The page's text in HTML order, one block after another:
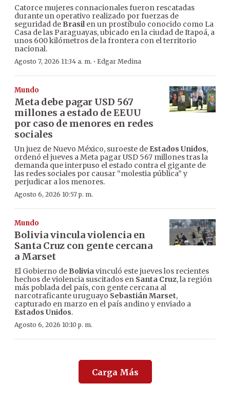
Catorce mujeres connacionales fueron rescatadas
durante un operativo realizado por fuerzas de
seguridad de Brasilen un prostíbulo conocido como La
Casa de las Paraguayas, ubicado en la ciudad de Itapoá, a
unos 600 kilómetros de la frontera con el territorio
nacional.
Agosto 7, 2026 11:34 a. m. · Edgar Medina
Mundo
Meta debe pagar USD 567
millones a estado de EEUU
por caso de menores en redes
sociales
Un juez de Nuevo México, suroeste de Estados Unidos,
ordenó el jueves a Meta pagar USD 567 millones tras la
demanda que interpuso el estado contra el gigante de
las redes sociales por causar “molestia pública” y
perjudicar a los menores.
Agosto 6, 2026 10:57 p. m.
Mundo
Bolivia vincula violencia en
Santa Cruz con gente cercana
a Marset
El Gobierno de Boliviavinculó este jueves los recientes
hechos de violencia suscitados en Santa Cruz, la región
más poblada del país, con gente cercana al
narcotraficante uruguayo Sebastián Marset,
capturado en marzo en el país andino y enviado a
Estados Unidos.
Agosto 6, 2026 10:10 p. m.
Carga Más